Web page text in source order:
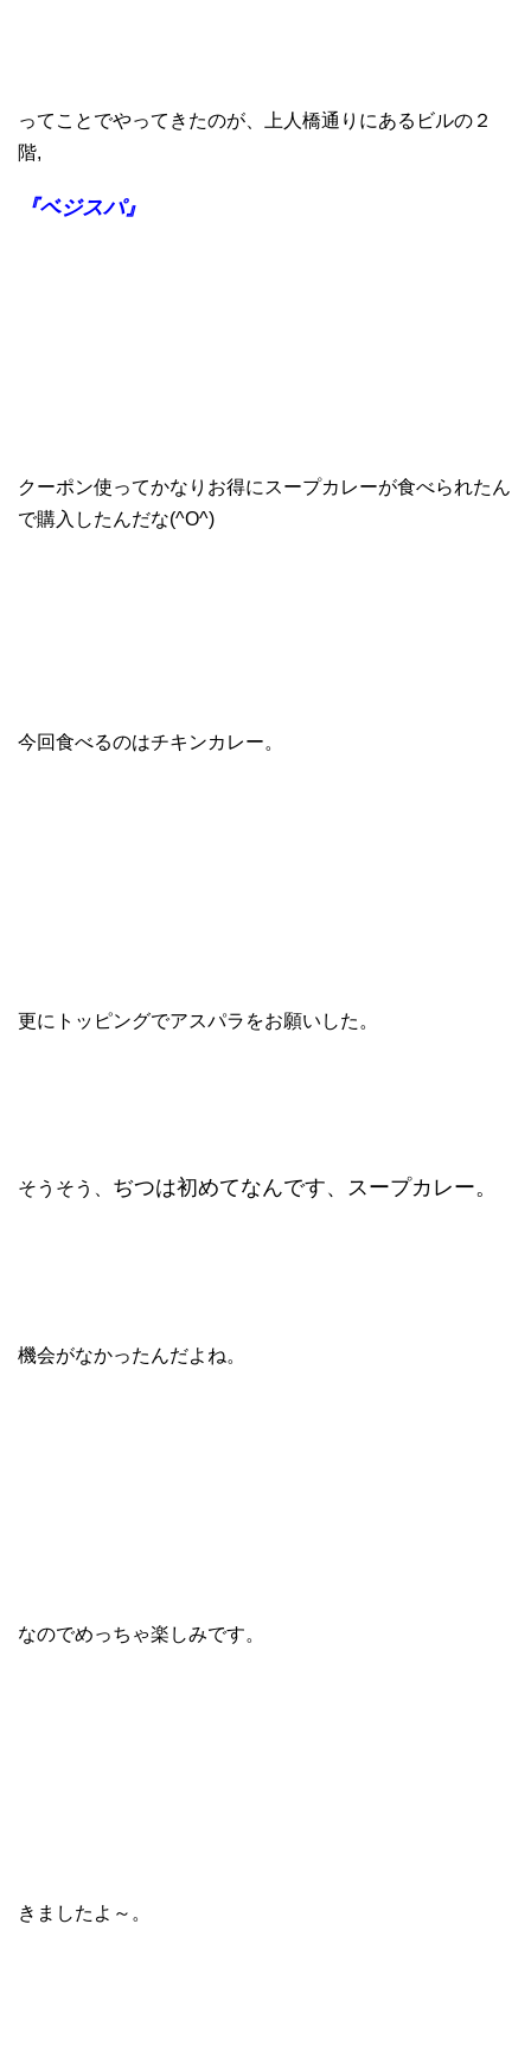
ってことでやってきたのが、上人橋通りにあるビルの２
階,
『ベジスパ』
クーポン使ってかなりお得にスープカレーが食べられたん
で購入したんだな(^O^)
今回食べるのはチキンカレー。
更にトッピングでアスパラをお願いした。
そうそう、 ぢつは初めてなんです、スープカレー。
機会がなかったんだよね。
なのでめっちゃ楽しみです。
きましたよ～。